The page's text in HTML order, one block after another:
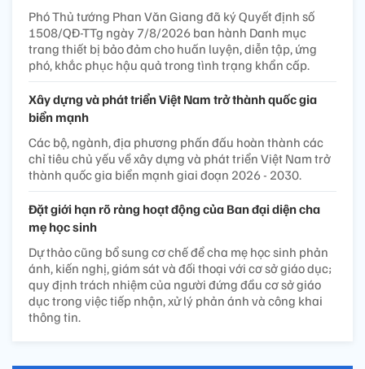
Phó Thủ tướng Phan Văn Giang đã ký Quyết định số
1508/QĐ-TTg ngày 7/8/2026 ban hành Danh mục
trang thiết bị bảo đảm cho huấn luyện, diễn tập, ứng
phó, khắc phục hậu quả trong tình trạng khẩn cấp.
Xây dựng và phát triển Việt Nam trở thành quốc gia
biển mạnh
Các bộ, ngành, địa phương phấn đấu hoàn thành các
chỉ tiêu chủ yếu về xây dựng và phát triển Việt Nam trở
thành quốc gia biển mạnh giai đoạn 2026 - 2030.
Đặt giới hạn rõ ràng hoạt động của Ban đại diện cha
mẹ học sinh
Dự thảo cũng bổ sung cơ chế để cha mẹ học sinh phản
ánh, kiến nghị, giám sát và đối thoại với cơ sở giáo dục;
quy định trách nhiệm của người đứng đầu cơ sở giáo
dục trong việc tiếp nhận, xử lý phản ánh và công khai
thông tin.